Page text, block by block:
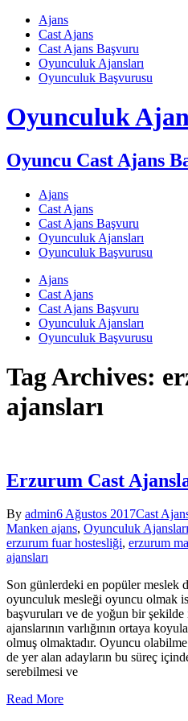
Skip
content
Ajans
Cast Ajans
Cast Ajans Başvuru
Oyunculuk Ajansları
Oyunculuk Başvurusu
Oyunculuk
Oyuncu Cast Ajans
Ajans
Cast Ajans
Cast Ajans Başvuru
Oyunculuk Ajansları
Oyunculuk Başvurusu
Ajans
Cast Ajans
Cast Ajans Başvuru
Oyunculuk Ajansları
Oyunculuk Başvurusu
Tag Archives:
ajansları
Erzurum Cast
By admin6 Ağustos 2017Cast
Manken ajans, Oyunculuk Ajansları
erzurum fuar hostesliği, erzurum
ajansları
Son günlerdeki en popüler meslek
oyunculuk mesleği oyuncu olmak
başvuruları ve de yoğun bir şekilde
ajanslarının varlığının ortaya
olmuş olmaktadır. Oyuncu
de yer alan adayların bu süreç
serebilmesi ve
Read More